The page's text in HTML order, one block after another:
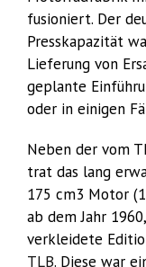
fusioniert. Der
Presskapazität
Lieferung von
geplante
oder in einigen
Neben der vom
trat das lang
175 cm3 Motor
ab dem Jahr
verkleidete
TLB. Diese war